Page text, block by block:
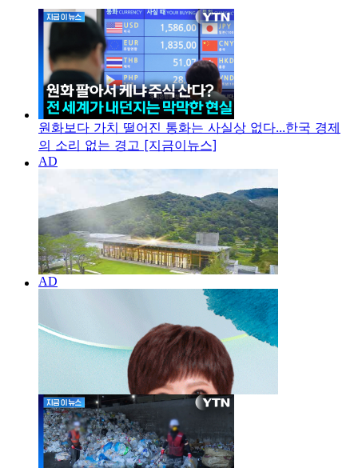
원화보다 가치 떨어진 통화는 사실상 없다...한국 경제
의 소리 없는 경고 [지금이뉴스]